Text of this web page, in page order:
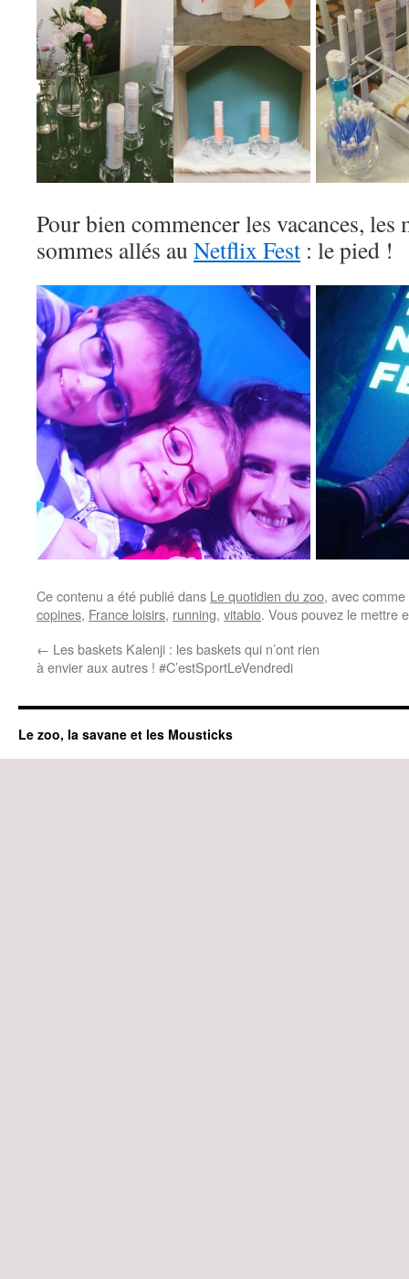
Pour bien commencer les vacances,
sommes allés au Netflix Fest : le pied !
Ce contenu a été publié dans Le quotidien du zoo, avec
copines, France loisirs, running, vitabio. Vous pouvez le mettre
← Les baskets Kalenji : les baskets qui n’ont rien
à envier aux autres ! #C’estSportLeVendredi
Le zoo, la savane et les Mousticks